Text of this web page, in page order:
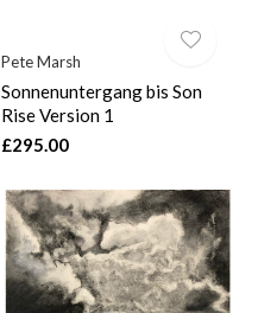
Pete Marsh
Sonnenuntergang bis Son
Rise Version 1
£295.00